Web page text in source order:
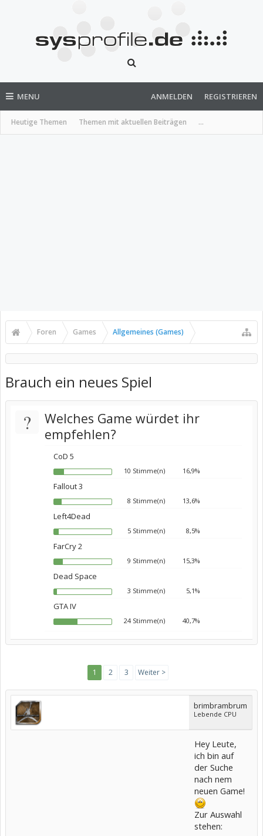
MENU
Heutige Themen Themen mit aktuellen Beiträgen ...
ANMELDEN REGISTRIEREN
Foren Games Allgemeines (Games)
Brauch ein neues Spiel
?
Welches Game würdet ihr
empfehlen?
CoD 5
10 Stimme(n) 16,9%
Fallout 3
8 Stimme(n) 13,6%
Left4Dead
5 Stimme(n) 8,5%
FarCry 2
9 Stimme(n) 15,3%
Dead Space
3 Stimme(n) 5,1%
GTA IV
24 Stimme(n) 40,7%
1 2 3 Weiter >
brimbrambrum
Lebende CPU
Hey Leute,
ich bin auf
der Suche
nach nem
neuen Game!
Zur Auswahl
stehen: